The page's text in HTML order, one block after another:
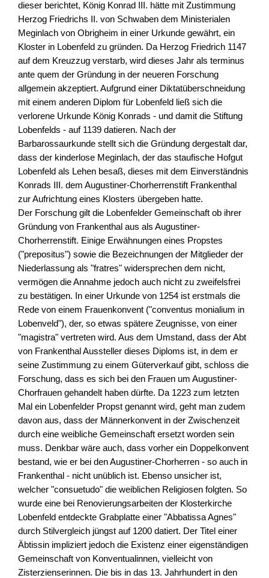
dieser berichtet, König Konrad III. hätte mit Zustimmung
Herzog Friedrichs II. von Schwaben dem Ministerialen
Meginlach von Obrigheim in einer Urkunde gewährt, ein
Kloster in Lobenfeld zu gründen. Da Herzog Friedrich 1147
auf dem Kreuzzug verstarb, wird dieses Jahr als terminus
ante quem der Gründung in der neueren Forschung
allgemein akzeptiert. Aufgrund einer Diktatüberschneidung
mit einem anderen Diplom für Lobenfeld ließ sich die
verlorene Urkunde König Konrads - und damit die Stiftung
Lobenfelds - auf 1139 datieren. Nach der
Barbarossaurkunde stellt sich die Gründung dergestalt dar,
dass der kinderlose Meginlach, der das staufische Hofgut
Lobenfeld als Lehen besaß, dieses mit dem Einverständnis
Konrads III. dem Augustiner-Chorherrenstift Frankenthal
zur Aufrichtung eines Klosters übergeben hatte.
Der Forschung gilt die Lobenfelder Gemeinschaft ob ihrer
Gründung von Frankenthal aus als Augustiner-
Chorherrenstift. Einige Erwähnungen eines Propstes
("prepositus") sowie die Bezeichnungen der Mitglieder der
Niederlassung als "fratres" widersprechen dem nicht,
vermögen die Annahme jedoch auch nicht zu zweifelsfrei
zu bestätigen. In einer Urkunde von 1254 ist erstmals die
Rede von einem Frauenkonvent ("conventus monialium in
Lobenveld"), der, so etwas spätere Zeugnisse, von einer
"magistra" vertreten wird. Aus dem Umstand, dass der Abt
von Frankenthal Aussteller dieses Diploms ist, in dem er
seine Zustimmung zu einem Güterverkauf gibt, schloss die
Forschung, dass es sich bei den Frauen um Augustiner-
Chorfrauen gehandelt haben dürfte. Da 1223 zum letzten
Mal ein Lobenfelder Propst genannt wird, geht man zudem
davon aus, dass der Männerkonvent in der Zwischenzeit
durch eine weibliche Gemeinschaft ersetzt worden sein
muss. Denkbar wäre auch, dass vorher ein Doppelkonvent
bestand, wie er bei den Augustiner-Chorherren - so auch in
Frankenthal - nicht unüblich ist. Ebenso unsicher ist,
welcher "consuetudo" die weiblichen Religiosen folgten. So
wurde eine bei Renovierungsarbeiten der Klosterkirche
Lobenfeld entdeckte Grabplatte einer "Abbatissa Agnes"
durch Stilvergleich jüngst auf 1200 datiert. Der Titel einer
Äbtissin impliziert jedoch die Existenz einer eigenständigen
Gemeinschaft von Konventualinnen, vielleicht von
Zisterzienserinnen. Die bis in das 13. Jahrhundert in den